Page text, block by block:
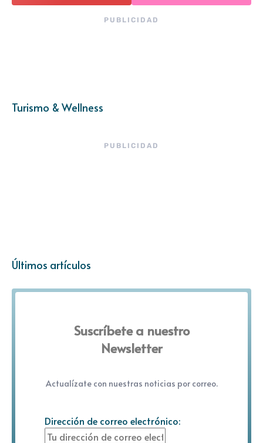
PUBLICIDAD
Turismo & Wellness
PUBLICIDAD
Últimos artículos
Suscríbete a nuestro
Newsletter
Actualízate con nuestras noticias por correo.
Dirección de correo electrónico: